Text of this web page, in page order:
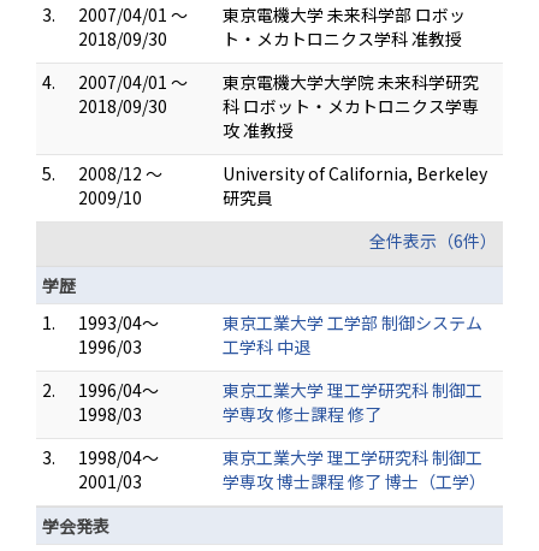
3.
2007/04/01 ～
2018/09/30
東京電機大学 未来科学部 ロボッ
ト・メカトロニクス学科 准教授
4.
2007/04/01 ～
2018/09/30
東京電機大学大学院 未来科学研究
科 ロボット・メカトロニクス学専
攻 准教授
5.
2008/12 ～
2009/10
University of California, Berkeley
研究員
全件表示（6件）
学歴
1.
1993/04～
1996/03
東京工業大学 工学部 制御システム
工学科 中退
2.
1996/04～
1998/03
東京工業大学 理工学研究科 制御工
学専攻 修士課程 修了
3.
1998/04～
2001/03
東京工業大学 理工学研究科 制御工
学専攻 博士課程 修了 博士（工学）
学会発表